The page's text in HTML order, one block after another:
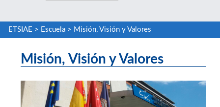
ETSIAE > Escuela> Misión, Visión y Valores
Misión, Visión y Valores